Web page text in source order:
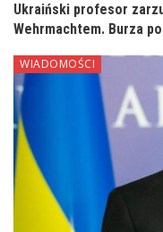
Ukraiński profesor
Wehrmachtem. Burza
WIADOMOŚCI